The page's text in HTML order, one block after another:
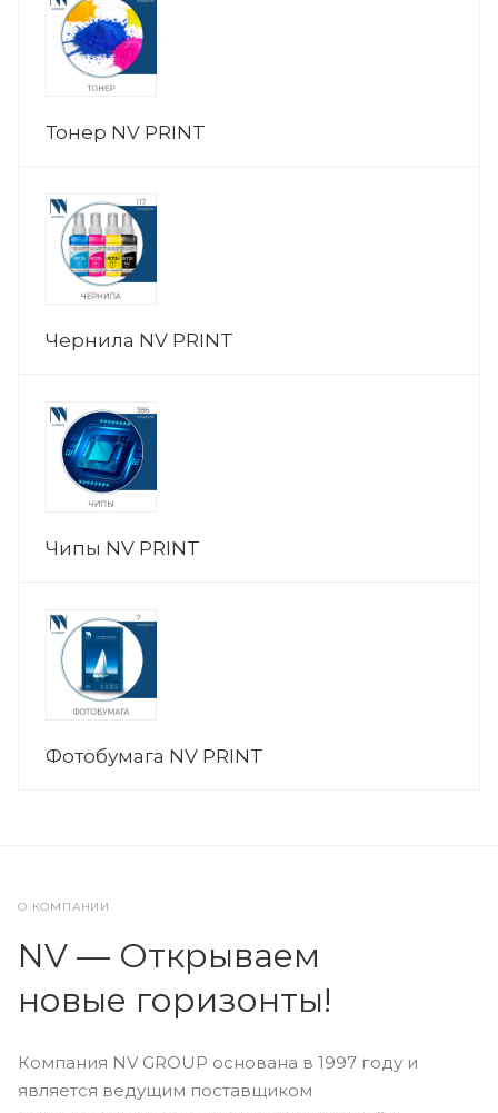
Тонер NV PRINT
Чернила NV PRINT
Чипы NV PRINT
Фотобумага NV PRINT
О КОМПАНИИ
NV — Открываем
новые горизонты!
Компания NV GROUP основана в 1997 году и
является ведущим поставщиком